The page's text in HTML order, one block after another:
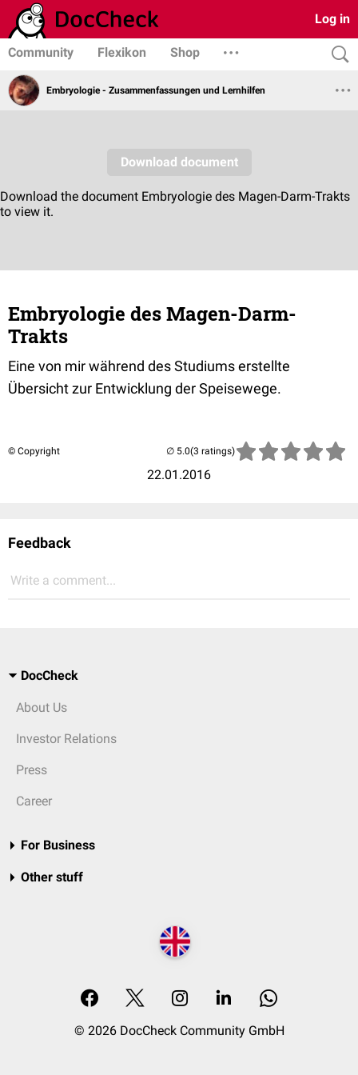
Log in
Community Flexikon Shop
Embryologie - Zusammenfassungen und Lernhilfen
Embryologie des Magen-Darm-
Trakts
Eine von mir während des Studiums erstellte
Übersicht zur Entwicklung der Speisewege.
© Copyright
22.01.2016
(3 ratings)
Feedback
Write a comment...
DocCheck
About Us
Investor Relations
Press
Career
For Business
Other stuff
© 2026 DocCheck Community GmbH